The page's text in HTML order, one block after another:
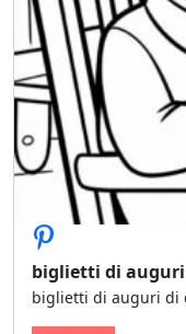
biglietti di
biglietti di auguri di